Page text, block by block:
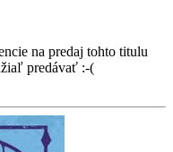
na predaj tohto titulu
predávať :-(